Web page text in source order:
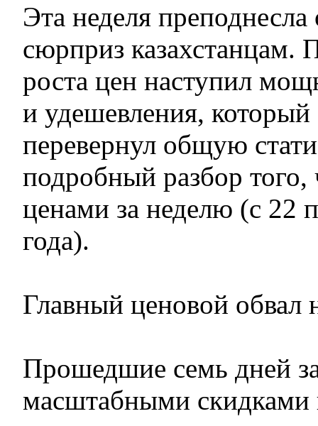
Эта неделя
сюрприз казахстанцам.
роста цен наступил
и удешевления, который
перевернул общую
подробный разбор того,
ценами за неделю (с 22
года).
Главный ценовой обвал
Прошедшие семь дней
масштабными